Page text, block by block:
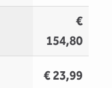
€
154,80
€ 23,99